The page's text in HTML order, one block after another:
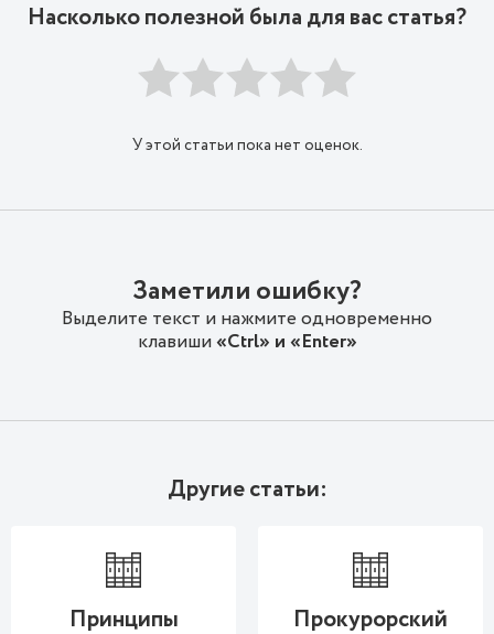
Насколько полезной была для вас статья?
У этой статьи пока нет оценок.
Заметили ошибку?
Выделите текст и нажмите одновременно
клавиши«Ctrl» и «Enter»
Другие статьи:
Принципы
Прокурорский